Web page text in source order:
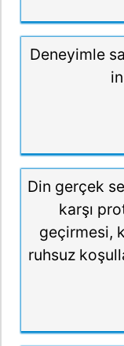
Deneyimle
Din gerçek
karşı
geçirmesi,
ruhsuz